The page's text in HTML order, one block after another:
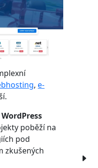
,e-
poběží na
pod
zkušených